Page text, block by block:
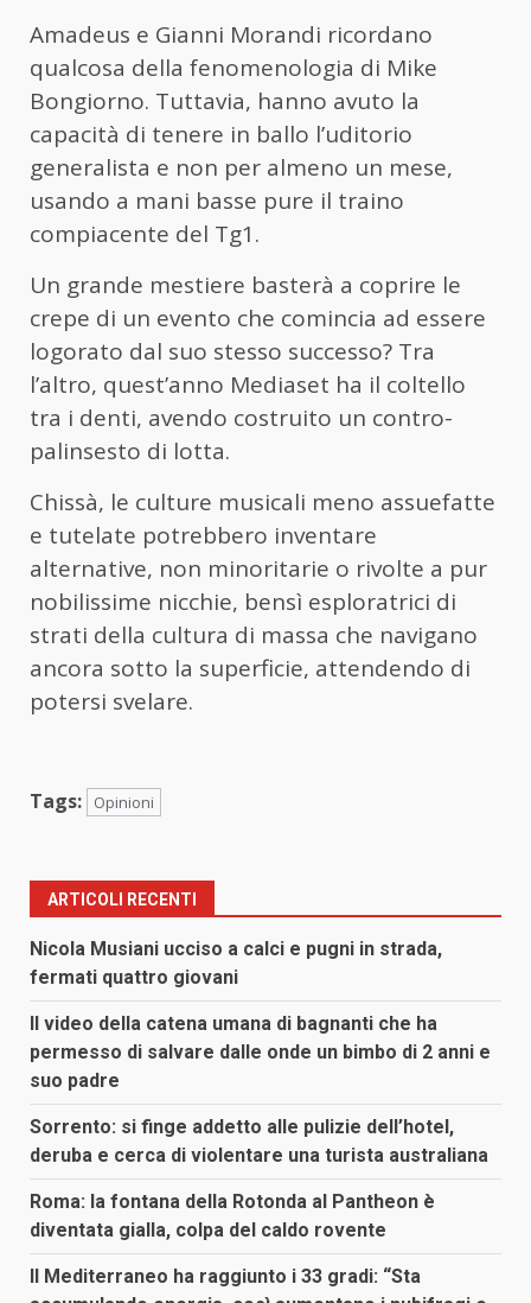
Amadeus e Gianni Morandi ricordano
qualcosa della fenomenologia di Mike
Bongiorno. Tuttavia, hanno avuto la
capacità di tenere in ballo l’uditorio
generalista e non per almeno un mese,
usando a mani basse pure il traino
compiacente del Tg1.
Un grande mestiere basterà a coprire le
crepe di un evento che comincia ad essere
logorato dal suo stesso successo? Tra
l’altro, quest’anno Mediaset ha il coltello
tra i denti, avendo costruito un contro-
palinsesto di lotta.
Chissà, le culture musicali meno assuefatte
e tutelate potrebbero inventare
alternative, non minoritarie o rivolte a pur
nobilissime nicchie, bensì esploratrici di
strati della cultura di massa che navigano
ancora sotto la superficie, attendendo di
potersi svelare.
Tags: Opinioni
ARTICOLI RECENTI
Nicola Musiani ucciso a calci e pugni in strada,
fermati quattro giovani
Il video della catena umana di bagnanti che ha
permesso di salvare dalle onde un bimbo di 2 anni e
suo padre
Sorrento: si finge addetto alle pulizie dell’hotel,
deruba e cerca di violentare una turista australiana
Roma: la fontana della Rotonda al Pantheon è
diventata gialla, colpa del caldo rovente
Il Mediterraneo ha raggiunto i 33 gradi: “Sta